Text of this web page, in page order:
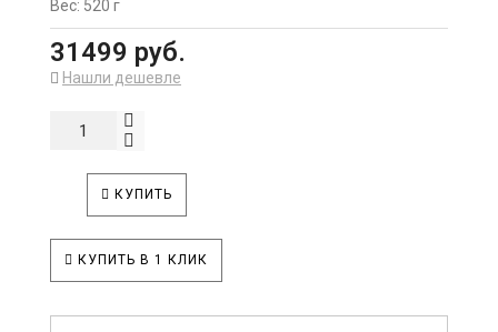
Вес: 520 г
31499 руб.
Нашли дешевле
КУПИТЬ
КУПИТЬ В 1 КЛИК